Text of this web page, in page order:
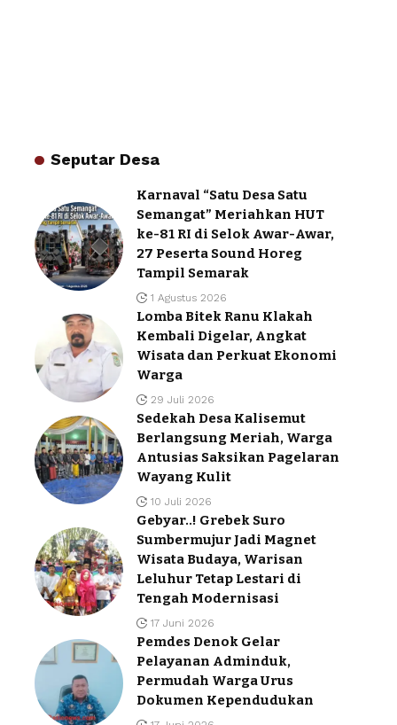
Seputar Desa
Karnaval “Satu Desa Satu
Semangat” Meriahkan HUT
ke-81 RI di Selok Awar-Awar,
27 Peserta Sound Horeg
Tampil Semarak
1 Agustus 2026
Lomba Bitek Ranu Klakah
Kembali Digelar, Angkat
Wisata dan Perkuat Ekonomi
Warga
29 Juli 2026
Sedekah Desa Kalisemut
Berlangsung Meriah, Warga
Antusias Saksikan Pagelaran
Wayang Kulit
10 Juli 2026
Gebyar..! Grebek Suro
Sumbermujur Jadi Magnet
Wisata Budaya, Warisan
Leluhur Tetap Lestari di
Tengah Modernisasi
17 Juni 2026
Pemdes Denok Gelar
Pelayanan Adminduk,
Permudah Warga Urus
Dokumen Kependudukan